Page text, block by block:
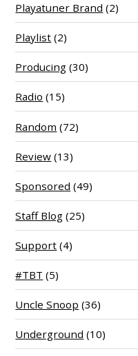
Playatuner Brand (2)
Playlist (2)
Producing (30)
Radio (15)
Random (72)
Review (13)
Sponsored (49)
Staff Blog (25)
Support (4)
#TBT (5)
Uncle Snoop (36)
Underground (10)